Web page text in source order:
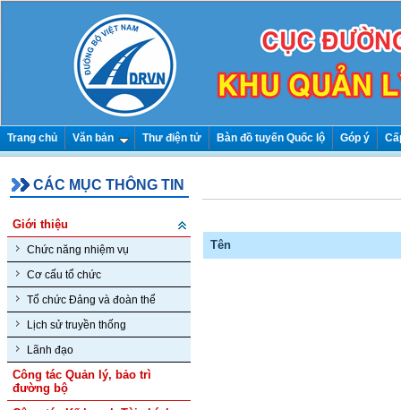
Trang chủ Văn bản Thư điện tử Bàn đồ tuyến Quốc lộ Góp ý
CÁC MỤC THÔNG TIN
Giới thiệu
Chức năng nhiệm vụ
Cơ cấu tổ chức
Tổ chức Đảng và đoàn thể
Lịch sử truyền thống
Lãnh đạo
Công tác Quản lý, bảo trì
đường bộ
Tên